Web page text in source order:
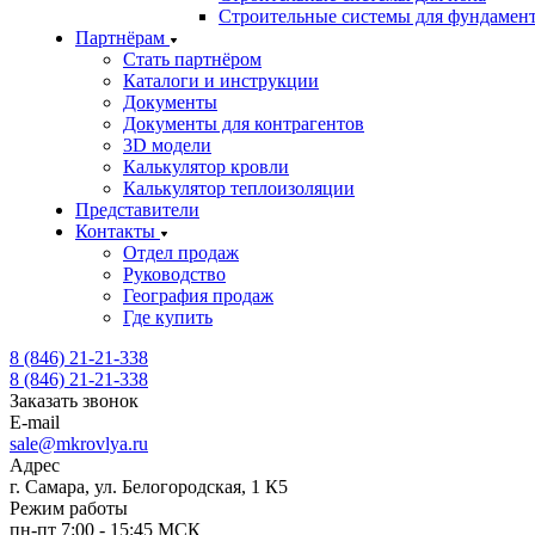
Строительные системы для
Партнёрам
Стать партнёром
Каталоги и инструкции
Документы
Документы для контрагентов
3D модели
Калькулятор кровли
Калькулятор теплоизоляции
Представители
Контакты
Отдел продаж
Руководство
География продаж
Где купить
8 (846) 21-21-338
8 (846) 21-21-338
Заказать звонок
E-mail
sale@mkrovlya.ru
Адрес
г. Самара, ул. Белогородская, 1 К5
Режим работы
пн-пт 7:00 - 15:45 МСК